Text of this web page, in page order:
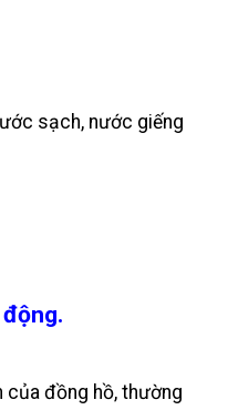
sạch, nước giếng
của đồng hồ, thường